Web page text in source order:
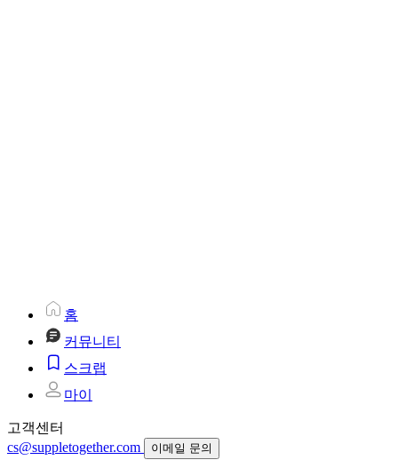
홈
커뮤니티
스크랩
마이
고객센터
cs@suppletogether.com
이메일 문의